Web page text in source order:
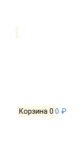
Корзина 0 0 ₽